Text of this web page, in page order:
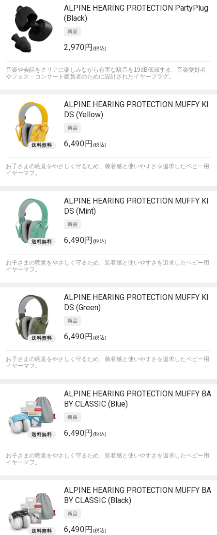
ALPINE HEARING PROTECTION PartyPlug
(Black)
2,970円 (税込)
音楽や会話をクリアに楽しみながら有害な騒音を19dB低減する、音楽愛好者
やフェス・コンサート鑑賞者のために設計されたイヤープラグ。
ALPINE HEARING PROTECTION MUFFY KI
DS (Yellow)
6,490円 (税込)
お子さまの聴覚をやさしく守るため、装着感と使いやすさを追求したベビー用
イヤーマフ。
ALPINE HEARING PROTECTION MUFFY KI
DS (Mint)
6,490円 (税込)
お子さまの聴覚をやさしく守るため、装着感と使いやすさを追求したベビー用
イヤーマフ。
ALPINE HEARING PROTECTION MUFFY KI
DS (Green)
6,490円 (税込)
お子さまの聴覚をやさしく守るため、装着感と使いやすさを追求したベビー用
イヤーマフ。
ALPINE HEARING PROTECTION MUFFY BA
BY CLASSIC (Blue)
6,490円 (税込)
お子さまの聴覚をやさしく守るため、装着感と使いやすさを追求したベビー用
イヤーマフ。
ALPINE HEARING PROTECTION MUFFY BA
BY CLASSIC (Black)
6,490円 (税込)